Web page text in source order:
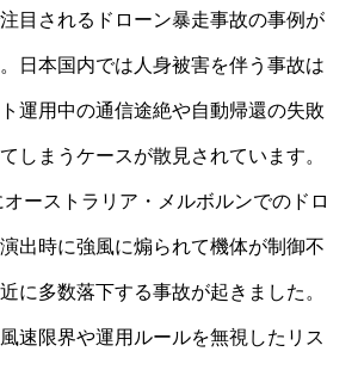
目されるドローン暴走事故の事例が
日本国内では人身被害を伴う事故は
運用中の通信途絶や自動帰還の失敗
しまうケースが散見されています。
ーストラリア・メルボルンでのドロ
出時に強風に煽られて機体が制御不
に多数落下する事故が起きました。
速限界や運用ルールを無視したリス